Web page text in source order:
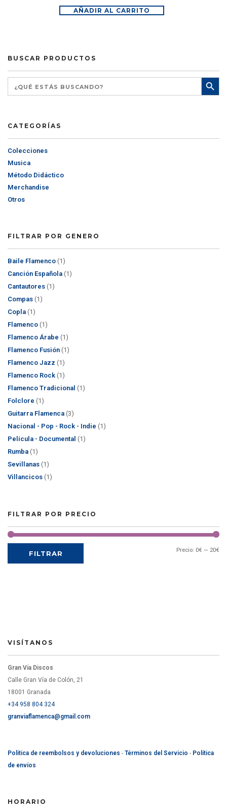
AÑADIR AL CARRITO
BUSCAR PRODUCTOS
CATEGORÍAS
Colecciones
Musica
Método Didáctico
Merchandise
Otros
FILTRAR POR GENERO
Baile Flamenco (1)
Canción Española (1)
Cantautores (1)
Compas (1)
Copla (1)
Flamenco (1)
Flamenco Árabe (1)
Flamenco Fusión (1)
Flamenco Jazz (1)
Flamenco Rock (1)
Flamenco Tradicional (1)
Folclore (1)
Guitarra Flamenca (3)
Nacional - Pop - Rock - Indie (1)
Película - Documental (1)
Rumba (1)
Sevillanas (1)
Villancicos (1)
FILTRAR POR PRECIO
FILTRAR Precio: 0€ — 20€
VISÍTANOS
Gran Vía Discos
Calle Gran Vía de Colón, 21
18001 Granada
+34 958 804 324
granviaflamenca@gmail.com
Política de reembolsos y devoluciones - Términos del Servicio - Política
de envíos
HORARIO